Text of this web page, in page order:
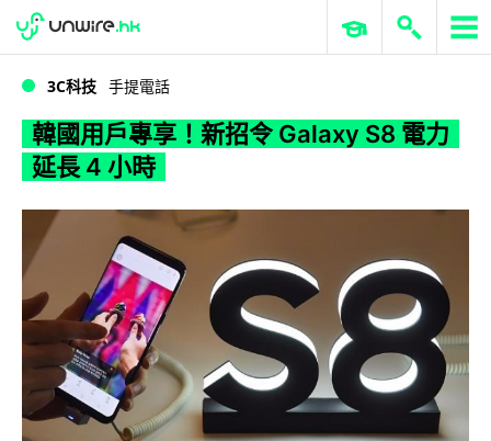
WWDC 2026 ERP 與商業 AI
3C科技 手提電話
韓國用戶專享！新招令 Galaxy S8 電力
延長 4 小時